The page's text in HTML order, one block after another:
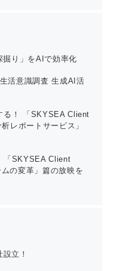
掘り」をAIで効率化
活意識調査 生成AI活
る！ 「SKYSEA Client
レポートサービス」
「SKYSEA Client
の変革」篇の放映を
立！